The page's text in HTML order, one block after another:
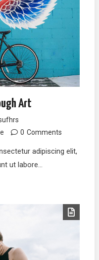
Art
0 Comments
adipiscing elit,
ut labore…